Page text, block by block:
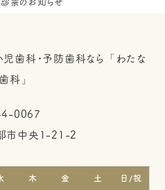
0067
市中央1-21-2
木 金 土 日/祝